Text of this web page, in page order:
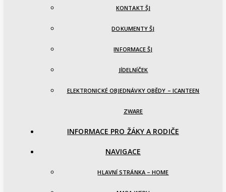
KONTAKT ŠJ
DOKUMENTY ŠJ
INFORMACE ŠJ
JÍDELNÍČEK
ELEKTRONICKÉ OBJEDNÁVKY OBĚDY – ICANTEEN
ZWARE
INFORMACE PRO ŽÁKY A RODIČE
NAVIGACE
HLAVNÍ STRÁNKA – HOME